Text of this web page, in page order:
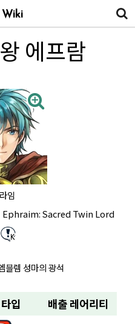
에프람
임
Ephraim: Sacred Twin Lord
블렘 성마의 광석
입 배출 레어리티